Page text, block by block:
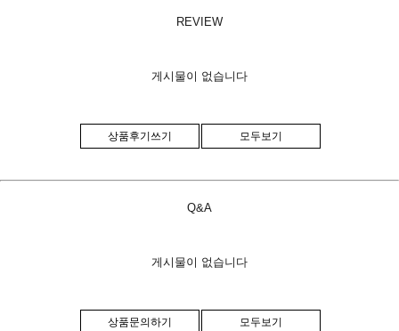
REVIEW
게시물이 없습니다
상품후기쓰기 모두보기
Q&A
게시물이 없습니다
상품문의하기 모두보기